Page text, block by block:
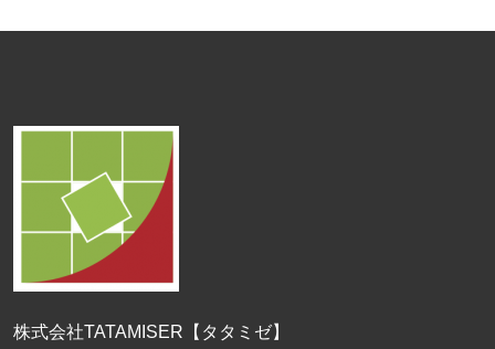
株式会社TATAMISER【タタミゼ】